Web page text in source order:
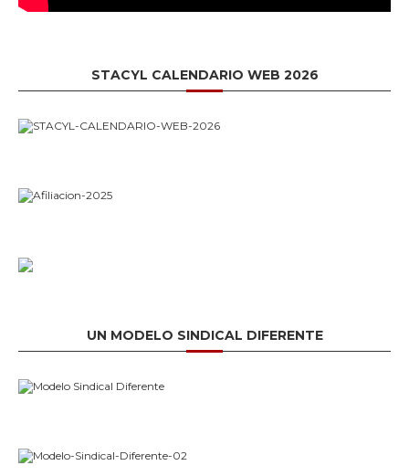
STACYL CALENDARIO WEB 2026
UN MODELO SINDICAL DIFERENTE